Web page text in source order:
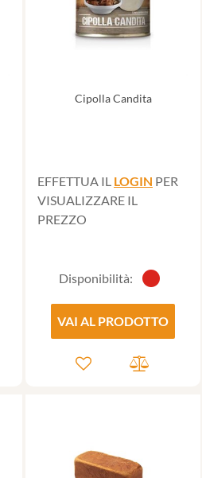
Cipolla Candita
EFFETTUA IL LOGIN PER
VISUALIZZARE IL
PREZZO
Disponibilità:
VAI AL PRODOTTO